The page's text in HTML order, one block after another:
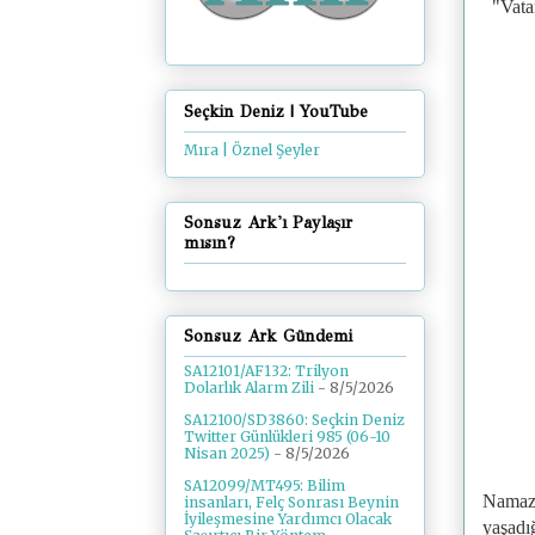
"
Seçkin Deniz | YouTube
Mıra | Öznel Şeyler
Sonsuz Ark'ı Paylaşır
mısın?
Sonsuz Ark Gündemi
SA12101/AF132: Trilyon
Dolarlık Alarm Zili - 8/5/2026
SA12100/SD3860: Seçkin Deniz
Twitter Günlükleri 985 (06-10
Nisan 2025) - 8/5/2026
SA12099/MT495: Bilim
insanları, Felç Sonrası Beynin
İyileşmesine Yardımcı Olacak